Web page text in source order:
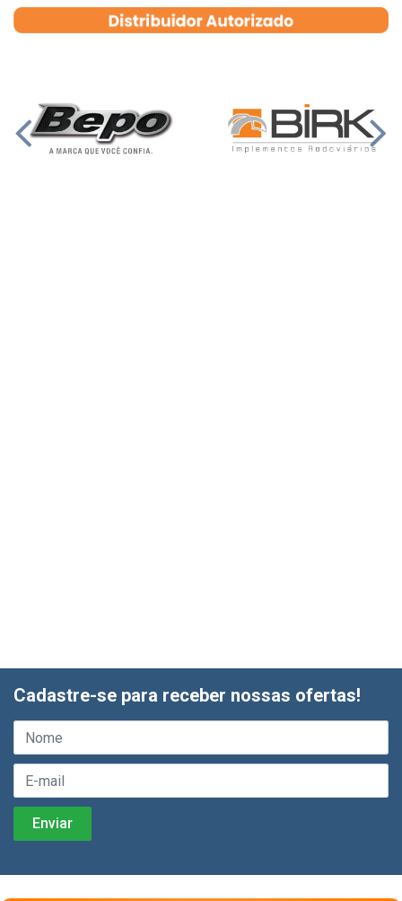
Cadastre-se para receber nossas ofertas!